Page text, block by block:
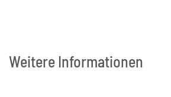
Weitere Informationen